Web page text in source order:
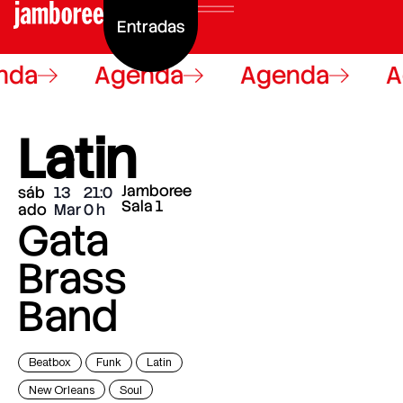
Entradas
Agenda Agenda
Latin
sáb
ado
13
Mar
21:0
0
Jamboree
Sala 1
Gata
Brass
Band
Beatbox Funk Latin
New Orleans Soul